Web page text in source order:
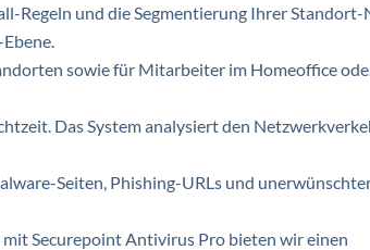
Regeln und die Segmentierung Ihrer
sowie für Mitarbeiter im Homeoffice
Das System analysiert den
Seiten, Phishing-URLs und
Securepoint Antivirus Pro bieten wir einen